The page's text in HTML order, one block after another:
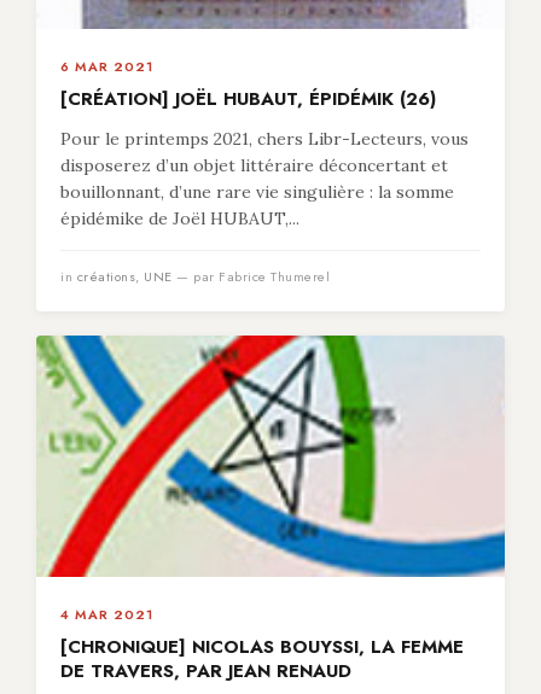
6 MAR 2021
[CRÉATION] JOËL HUBAUT, ÉPIDÉMIK (26)
Pour le printemps 2021, chers Libr-Lecteurs, vous
disposerez d’un objet littéraire déconcertant et
bouillonnant, d’une rare vie singulière : la somme
épidémike de Joël HUBAUT,...
in créations, UNE — par Fabrice Thumerel
4 MAR 2021
[CHRONIQUE] NICOLAS BOUYSSI, LA FEMME
DE TRAVERS, PAR JEAN RENAUD